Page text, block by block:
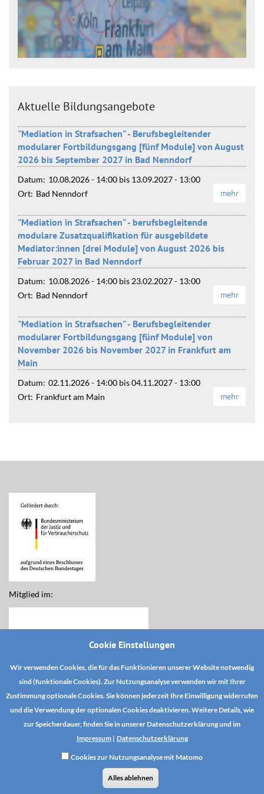
Cookie Einstellungen
Wir verwenden Cookies, die für das Funktionieren unserer Website notwendig
sind (funktionale Cookies). Zur Nutzungsanalyse verwenden wir mit Ihrer
Zustimmung optionale Cookies. Sie können jederzeit Ihre Einwilligung widerrufen
und die Verwendung der optionalen Cookies deaktivieren. Weitere Details, wie
zur Speicherdauer, finden Sie in unserer Datenschutzerklärung und im
Impressum| Datenschutzerklärung
Cookies zur Nutzungsanalyse mit Matomo
Alles ablehnen
Aktuelle Bildungsangebote
"Mediation in Strafsachen" - Berufsbegleitender
modularer Fortbildungsgang [fünf Module] von August
2026 bis September 2027 in Bad Nenndorf
Datum: 10.08.2026 - 14:00 bis 13.09.2027 - 13:00
Ort: Bad Nenndorf mehr
"Mediation in Strafsachen" - berufsbegleitende
modulare Zusatzqualifikation für ausgebildete
Mediator:innen [drei Module] von August 2026 bis
Februar 2027 in Bad Nenndorf
Datum: 10.08.2026 - 14:00 bis 23.02.2027 - 13:00
Ort: Bad Nenndorf mehr
"Mediation in Strafsachen" - Berufsbegleitender
modularer Fortbildungsgang [fünf Module] von
November 2026 bis November 2027 in Frankfurt am
Main
Datum: 02.11.2026 - 14:00 bis04.11.2027 - 13:00
Ort: Frankfurt am Main mehr
Mitglied im:
Datenschutz
AGB
AGB TOA-Magazinabonnement